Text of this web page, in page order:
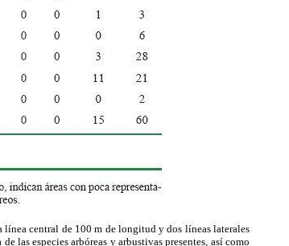
línea central de 100 m de longitud y dos líneas laterales
las especies arbóreas y arbustivas presentes, así como